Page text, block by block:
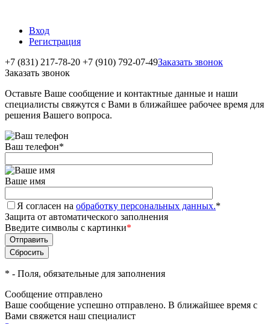
Вход
Регистрация
+7 (831) 217-78-20 +7 (910) 792-07-49Заказать звонок
Заказать звонок
Оставьте Ваше сообщение и контактные данные и наши
специалисты свяжутся с Вами в ближайшее рабочее время для
решения Вашего вопроса.
Ваш телефон*
Ваше имя
Я согласен на обработку персональных данных.*
Защита от автоматического заполнения
Введите символы с картинки*
* - Поля, обязательные для заполнения
Сообщение отправлено
Ваше сообщение успешно отправлено. В ближайшее время с
Вами свяжется наш специалист